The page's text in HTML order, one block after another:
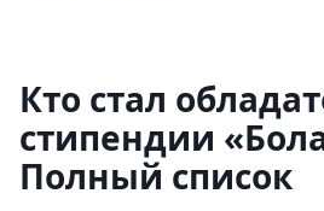
Кто стал
стипендии
Полный список